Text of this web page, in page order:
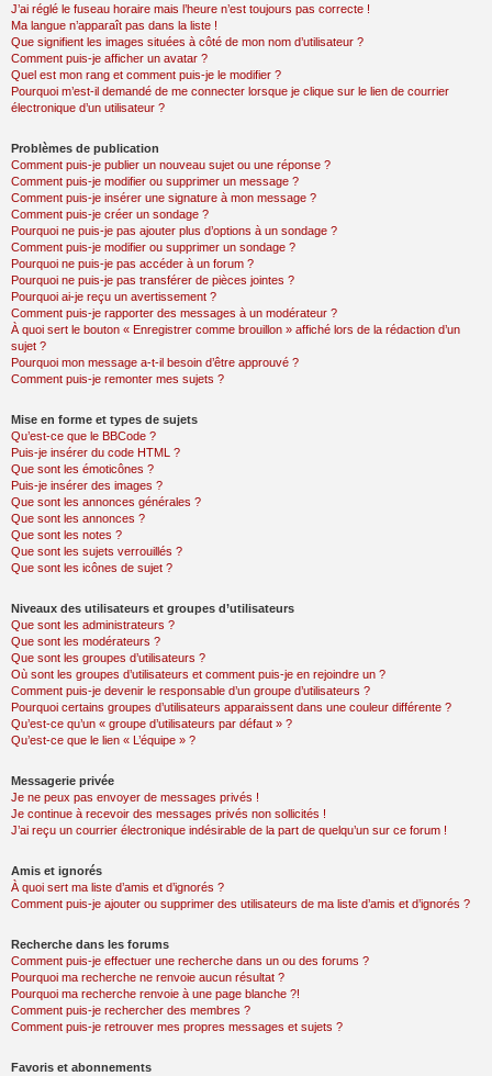
J’ai réglé le fuseau horaire mais l’heure n’est toujours pas correcte !
Ma langue n’apparaît pas dans la liste !
Que signifient les images situées à côté de mon nom d’utilisateur ?
Comment puis-je afficher un avatar ?
Quel est mon rang et comment puis-je le modifier ?
Pourquoi m’est-il demandé de me connecter lorsque je clique sur le lien de courrier
électronique d’un utilisateur ?
Problèmes de publication
Comment puis-je publier un nouveau sujet ou une réponse ?
Comment puis-je modifier ou supprimer un message ?
Comment puis-je insérer une signature à mon message ?
Comment puis-je créer un sondage ?
Pourquoi ne puis-je pas ajouter plus d’options à un sondage ?
Comment puis-je modifier ou supprimer un sondage ?
Pourquoi ne puis-je pas accéder à un forum ?
Pourquoi ne puis-je pas transférer de pièces jointes ?
Pourquoi ai-je reçu un avertissement ?
Comment puis-je rapporter des messages à un modérateur ?
À quoi sert le bouton « Enregistrer comme brouillon » affiché lors de la rédaction d’un
sujet ?
Pourquoi mon message a-t-il besoin d’être approuvé ?
Comment puis-je remonter mes sujets ?
Mise en forme et types de sujets
Qu’est-ce que le BBCode ?
Puis-je insérer du code HTML ?
Que sont les émoticônes ?
Puis-je insérer des images ?
Que sont les annonces générales ?
Que sont les annonces ?
Que sont les notes ?
Que sont les sujets verrouillés ?
Que sont les icônes de sujet ?
Niveaux des utilisateurs et groupes d’utilisateurs
Que sont les administrateurs ?
Que sont les modérateurs ?
Que sont les groupes d’utilisateurs ?
Où sont les groupes d’utilisateurs et comment puis-je en rejoindre un ?
Comment puis-je devenir le responsable d’un groupe d’utilisateurs ?
Pourquoi certains groupes d’utilisateurs apparaissent dans une couleur différente ?
Qu’est-ce qu’un « groupe d’utilisateurs par défaut » ?
Qu’est-ce que le lien « L’équipe » ?
Messagerie privée
Je ne peux pas envoyer de messages privés !
Je continue à recevoir des messages privés non sollicités !
J’ai reçu un courrier électronique indésirable de la part de quelqu’un sur ce forum !
Amis et ignorés
À quoi sert ma liste d’amis et d’ignorés ?
Comment puis-je ajouter ou supprimer des utilisateurs de ma liste d’amis et d’ignorés ?
Recherche dans les forums
Comment puis-je effectuer une recherche dans un ou des forums ?
Pourquoi ma recherche ne renvoie aucun résultat ?
Pourquoi ma recherche renvoie à une page blanche ?!
Comment puis-je rechercher des membres ?
Comment puis-je retrouver mes propres messages et sujets ?
Favoris et abonnements